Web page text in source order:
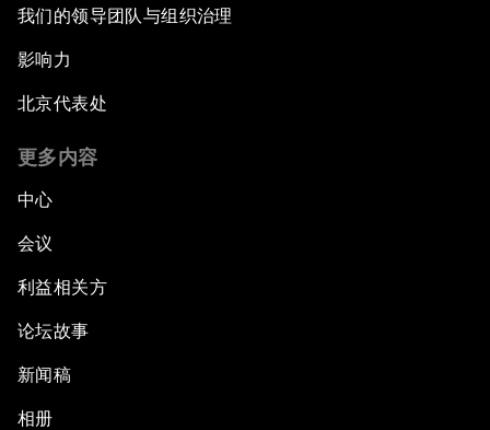
我们的领导团队与组织治理
影响力
北京代表处
更多内容
中心
会议
利益相关方
论坛故事
新闻稿
相册